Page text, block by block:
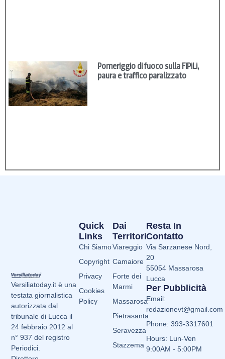
Pomeriggio di fuoco sulla FiPiLi,
paura e traffico paralizzato
Versiliatoday.it è una
testata giornalistica
autorizzata dal
tribunale di Lucca il
24 febbraio 2012 al
n° 937 del registro
Periodici.
Dai
Territori
Viareggio
Camaiore
Forte dei
Marmi
Massarosa
Pietrasanta
Seravezza
Stazzema
Quick
Links
Chi Siamo
Copyright
Privacy
Cookies
Policy
Resta In
Contatto
Via Sarzanese Nord,
20
55054 Massarosa
Lucca
Per Pubblicità
Email:
redazionevt@gmail.com
Phone: 393-3317601
Hours: Lun-Ven
9:00AM - 5:00PM